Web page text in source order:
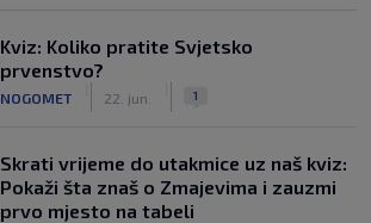
Kviz: Koliko pratite Svjetsko
prvenstvo?
NOGOMET 22. jun. 1
Skrati vrijeme do utakmice uz naš kviz:
Pokaži šta znaš o Zmajevima i zauzmi
prvo mjesto na tabeli